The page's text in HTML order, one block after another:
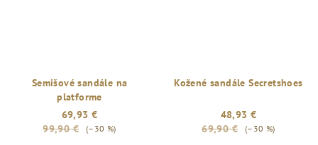
Semišové sandále na
platforme
69,93 €
99,90 €
(–30 %)
Kožené sandále Secretshoes
48,93 €
69,90 €
(–30 %)